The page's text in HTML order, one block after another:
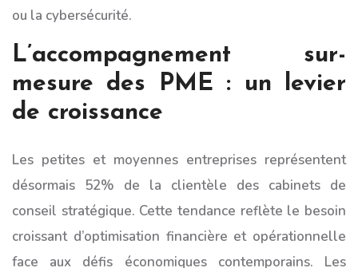
ou la cybersécurité.
L’accompagnement sur-
mesure des PME : un levier
de croissance
Les petites et moyennes entreprises représentent
désormais 52% de la clientèle des cabinets de
conseil stratégique. Cette tendance reflète le besoin
croissant d’optimisation financière et opérationnelle
face aux défis économiques contemporains. Les